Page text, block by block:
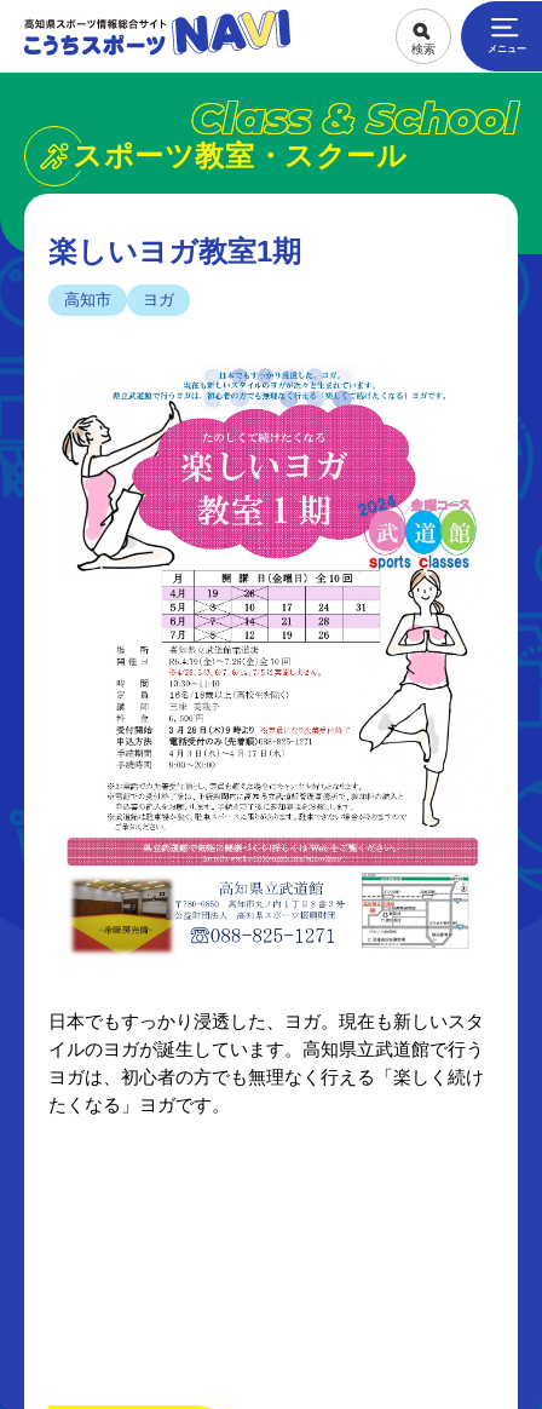
Class & School
スポーツ教室・スクール
楽しいヨガ教室1期
高知市 ヨガ
日本でもすっかり浸透した、ヨガ。現在も新しいスタ
イルのヨガが誕生しています。高知県立武道館で行う
ヨガは、初心者の方でも無理なく行える「楽しく続け
たくなる」ヨガです。